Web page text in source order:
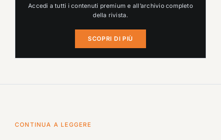
Accedi a tutti i contenuti premium e all’archivio completo
della rivista.
SCOPRI DI PIÙ
CONTINUA A LEGGERE